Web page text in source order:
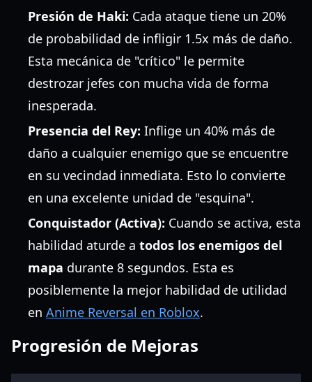
Presión de Haki: Cada ataque tiene un 20%
de probabilidad de infligir 1.5x más de daño.
Esta mecánica de "crítico" le permite
destrozar jefes con mucha vida de forma
inesperada.
Presencia del Rey: Inflige un 40% más de
daño a cualquier enemigo que se encuentre
en su vecindad inmediata. Esto lo convierte
en una excelente unidad de "esquina".
Conquistador (Activa): Cuando se activa, esta
habilidad aturde a todos los enemigos del
mapa durante 8 segundos. Esta es
posiblemente la mejor habilidad de utilidad
en Anime Reversal en Roblox.
Progresión de Mejoras